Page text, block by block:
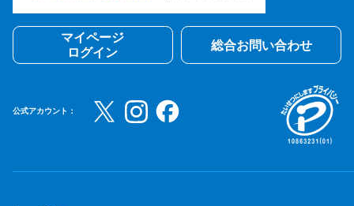
マイページ
ログイン
総合お問い合わせ
公式アカウント：